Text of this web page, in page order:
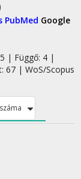
PubMed Google
| Függő: 4 |
67 | WoS/Scopus